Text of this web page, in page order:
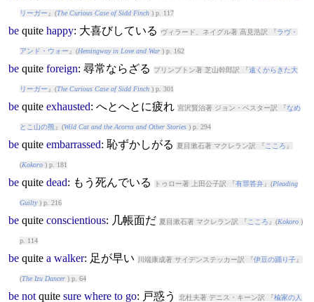
リーガー 』(The Curious Case of Sidd Finch) p. 117
be quite happy: 大喜びしている ヴィラード、ネイグル著 高見浩訳 『 ラヴ・
アンド・ウォー 』(Hemingway in Love and War) p. 162
be quite foreign: 尋常ならざる プリンプトン著 芝山幹郎訳 『遠くからきた大
リーガー 』(The Curious Case of Sidd Finch) p. 301
be quite exhausted: へとへとに疲れ 宮沢賢治著 ジョン・ベスター訳 『なめ
とこ山の熊 』(Wild Cat and the Acorns and Other Stories) p. 294
be quite embarrassed: 恥ずかしがる 夏目漱石著 マクレラン訳 『 こころ 』
(Kokoro) p. 181
be quite dead: もう死んでいる トゥロー著 上田公子訳 『有罪答弁』(Pleading
Guilty) p. 216
be quite conscientious: 几帳面だ 夏目漱石著 マクレラン訳 『 こころ 』(Kokoro)
p. 114
be quite a walker: 足が早い 川端康成著 サイデンステッカー訳 『伊豆の踊り子』
(The Izu Dancer) p. 64
be not quite sure where to go: 戸惑う 北杜夫著 デニス・キーン訳 『楡家の人